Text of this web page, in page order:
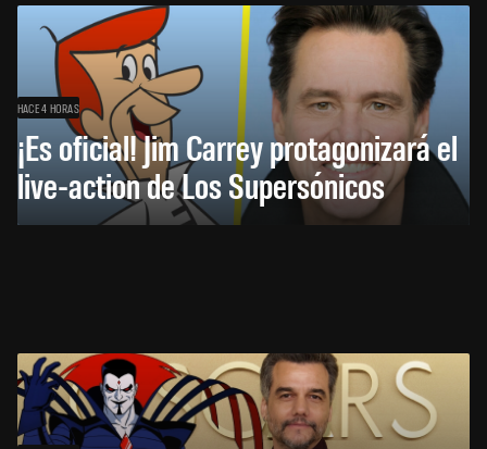
HACE 4 HORAS
¡Es oficial! Jim Carrey protagonizará el
live-action de Los Supersónicos